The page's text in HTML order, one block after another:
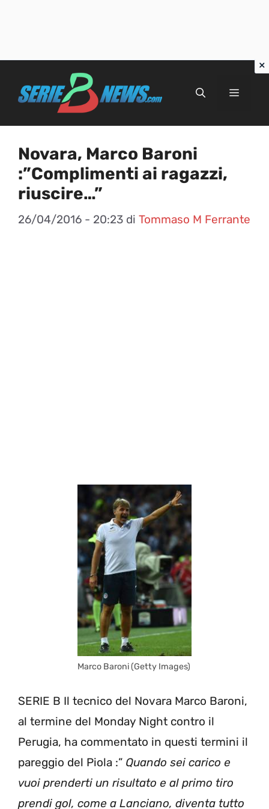
Menu
Novara, Marco Baroni
:”Complimenti ai ragazzi,
riuscire…”
26/04/2016 - 20:23 di Tommaso M Ferrante
Marco Baroni (Getty Images)
SERIE B Il tecnico del Novara Marco Baroni,
al termine del Monday Night contro il
Perugia, ha commentato in questi termini il
pareggio del Piola :” Quando sei carico e
vuoi prenderti un risultato e al primo tiro
prendi gol, come a Lanciano, diventa tutto